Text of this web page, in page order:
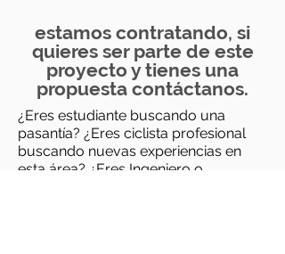
estamos contratando, si
quieres ser parte de este
proyecto y tienes una
propuesta contáctanos.
¿Eres estudiante buscando una
pasantía? ¿Eres ciclista profesional
buscando nuevas experiencias en
esta área? ¿Eres Ingeniero o